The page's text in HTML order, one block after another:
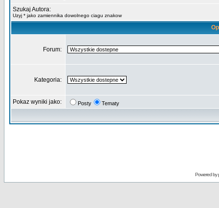
Szukaj Autora:
Uzyj * jako zamiennika dowolnego ciagu znakow
Forum:
Kategoria:
Pokaz wyniki jako: Posty Tematy
Powered by